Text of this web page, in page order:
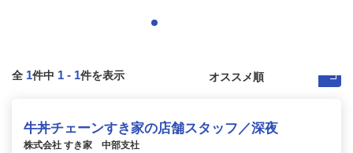
全 1件中 1 - 1件を表示
牛丼チェーンすき家の店舗スタッフ／深夜
株式会社 すき家 中部支社